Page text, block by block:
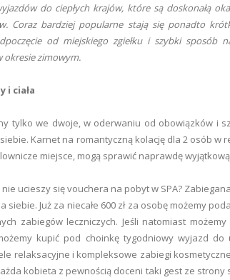
do ciepłych krajów, które są doskonałą
Coraz bardziej popularne stają się ponadto
od miejskiego zgiełku i szybki sposób
okresie zimowym.
i ciała
tylko we dwoje, w oderwaniu od obowiązków i
Karnet na romantyczną kolację dla 2 osób
miejsce, mogą sprawić naprawdę
ucieszy się vouchera na pobyt w SPA?
siebie. Już za niecałe 600 zł za osobę możemy
zabiegów leczniczych. Jeśli natomiast
kupić pod choinkę tygodniowy wyjazd
relaksacyjne i kompleksowe zabiegi
kobieta z pewnością doceni taki gest ze